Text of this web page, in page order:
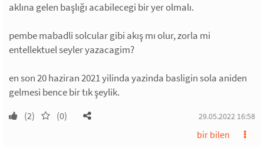
aklına gelen başlığı acabilecegi bir yer olmalı.
pembe mabadli solcular gibi akış mı olur, zorla mi
entellektuel seyler yazacagim?
en son 20 haziran 2021 yilinda yazinda basligin sola aniden
gelmesi bence bir tık şeylik.
(2) (0) 29.05.2022 16:58
bir bilen